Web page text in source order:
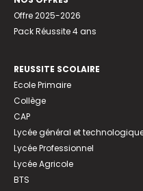
Offre 2025-2026
Pack Réussite 4 ans
REUSSITE SCOLAIRE
Ecole Primaire
Collège
CAP
Lycée général et
Lycée Professionnel
Lycée Agricole
BTS